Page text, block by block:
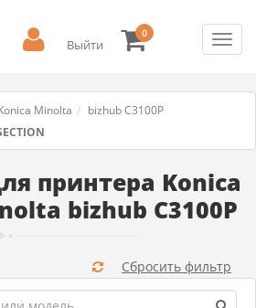
Выйти
0
Minolta
bizhub C3100P
принтера Konica
bizhub C3100P
Сбросить фильтр